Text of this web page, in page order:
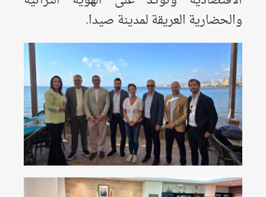
والحضارية العريقة لمدينة صيدا.